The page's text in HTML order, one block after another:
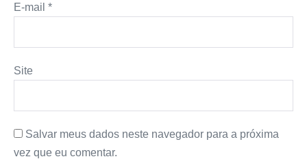
E-mail *
Site
Salvar meus dados neste navegador para a próxima
vez que eu comentar.